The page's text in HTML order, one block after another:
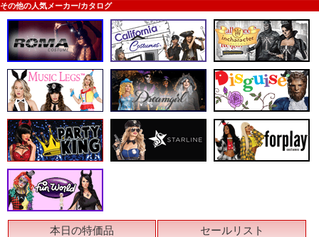
その他の人気メーカー/カタログ
本日の特価品
セールリスト